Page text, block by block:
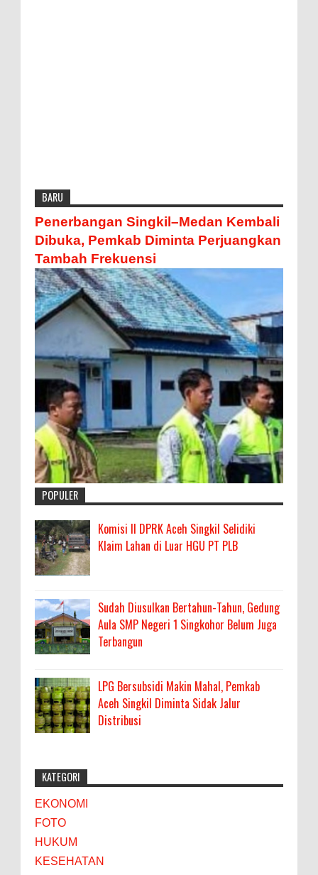
BARU
Penerbangan Singkil–Medan Kembali
Dibuka, Pemkab Diminta Perjuangkan
Tambah Frekuensi
POPULER
Komisi II DPRK Aceh Singkil Selidiki
Klaim Lahan di Luar HGU PT PLB
Sudah Diusulkan Bertahun-Tahun, Gedung
Aula SMP Negeri 1 Singkohor Belum Juga
Terbangun
LPG Bersubsidi Makin Mahal, Pemkab
Aceh Singkil Diminta Sidak Jalur
Distribusi
KATEGORI
EKONOMI
FOTO
HUKUM
KESEHATAN